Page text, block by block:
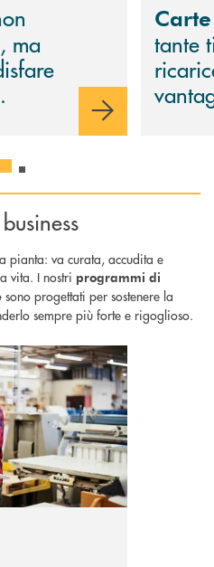
ma
tante
pianta: va curata, accudita e
vita. I nostri programmi di
sono progettati per sostenere la
sempre più forte e rigoglioso.
: soluzioni su misura per la tua